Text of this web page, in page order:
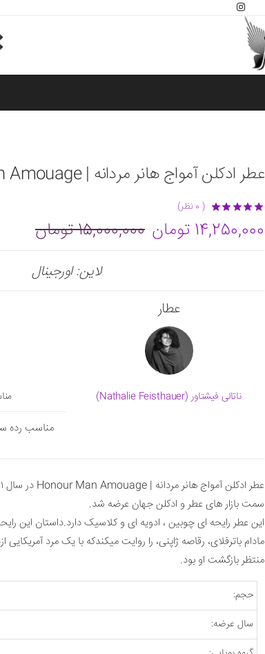
عطر ادکلن آمواج هانر مردانه | Honour Man Amouage
( 0 نظر)
14,250,000 تومان 15,000,000 تومان
لاین: اورجینال
عطار
ناتالی فیشتاور (Nathalie Feisthauer)
مناسب رده سنی: از 25
سمت بازار های عطر و ادکلن جهان عرضه شد.
این عطر رایحه ای چوبین ، ادویه ای و کلاسیک دارد.داستان این
مادام باترفلای، رقاصه ژاپنی، را روایت میکندکه با یک مرد
منتظر بازگشت او بود.
حجم:
سال عرضه: